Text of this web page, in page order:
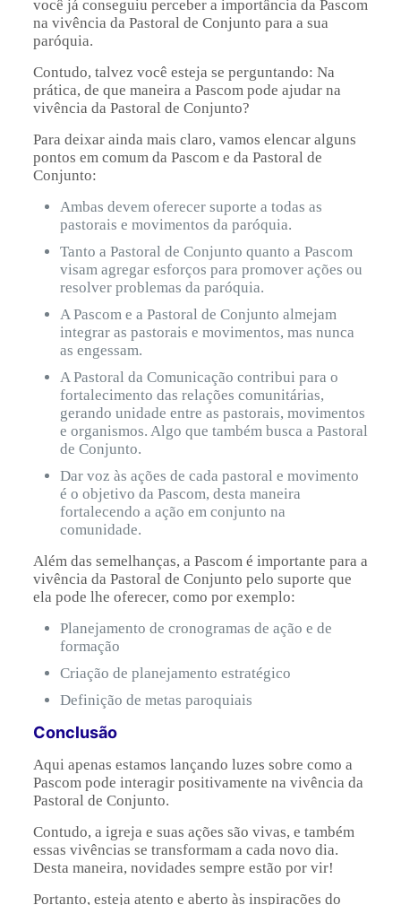
você já conseguiu perceber a importância da Pascom
na vivência da Pastoral de Conjunto para a sua
paróquia.
Contudo, talvez você esteja se perguntando: Na
prática, de que maneira a Pascom pode ajudar na
vivência da Pastoral de Conjunto?
Para deixar ainda mais claro, vamos elencar alguns
pontos em comum da Pascom e da Pastoral de
Conjunto:
Ambas devem oferecer suporte a todas as
pastorais e movimentos da paróquia.
Tanto a Pastoral de Conjunto quanto a Pascom
visam agregar esforços para promover ações ou
resolver problemas da paróquia.
A Pascom e a Pastoral de Conjunto almejam
integrar as pastorais e movimentos, mas nunca
as engessam.
A Pastoral da Comunicação contribui para o
fortalecimento das relações comunitárias,
gerando unidade entre as pastorais, movimentos
e organismos. Algo que também busca a Pastoral
de Conjunto.
Dar voz às ações de cada pastoral e movimento
é o objetivo da Pascom, desta maneira
fortalecendo a ação em conjunto na
comunidade.
Além das semelhanças, a Pascom é importante para a
vivência da Pastoral de Conjunto pelo suporte que
ela pode lhe oferecer, como por exemplo:
Planejamento de cronogramas de ação e de
formação
Criação de planejamento estratégico
Definição de metas paroquiais
Conclusão
Aqui apenas estamos lançando luzes sobre como a
Pascom pode interagir positivamente na vivência da
Pastoral de Conjunto.
Contudo, a igreja e suas ações são vivas, e também
essas vivências se transformam a cada novo dia.
Desta maneira, novidades sempre estão por vir!
Portanto, esteja atento e aberto às inspirações do